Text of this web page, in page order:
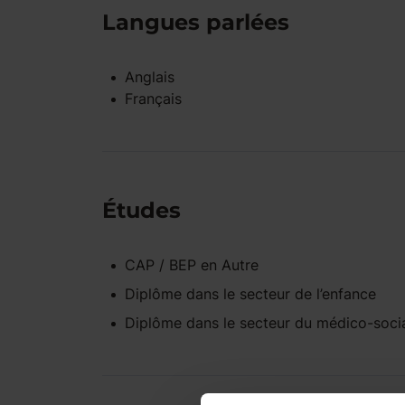
Langues parlées
Anglais
Français
Études
CAP / BEP en Autre
Diplôme dans le secteur de l’enfance
Diplôme dans le secteur du médico-